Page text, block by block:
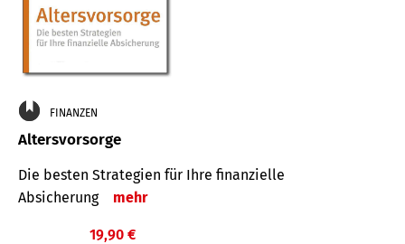
FINANZEN
Altersvorsorge
Die besten Strategien für Ihre finanzielle
Absicherung
mehr
19,90 €